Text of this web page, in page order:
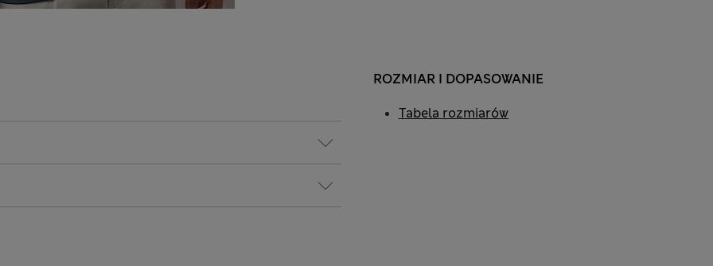
ROZMIAR I DOPASOWANIE
Tabela rozmiarów